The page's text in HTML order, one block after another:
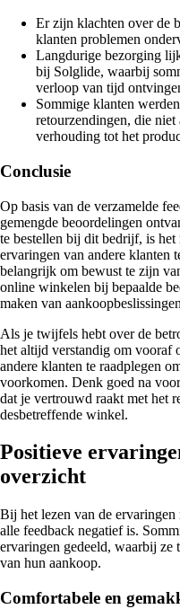
Er zijn klachten over de
klanten problemen
Langdurige bezorging
bij Solglide, waarbij
verloop van tijd
Sommige klanten
retourzendingen, die
verhouding tot het
Conclusie
Op basis van de verzamelde
gemengde beoordelingen
te bestellen bij dit bedrijf, is het
ervaringen van andere klanten
belangrijk om bewust te zijn
online winkelen bij bepaalde
maken van
Als je twijfels hebt over de
het altijd verstandig om vooraf
andere klanten te raadplegen
voorkomen. Denk goed na
dat je vertrouwd raakt met het
desbetreffende winkel.
Positieve
overzicht
Bij het lezen van de
alle feedback negatief is.
ervaringen gedeeld, waarbij ze
van hun aankoop.
Comfortabele en